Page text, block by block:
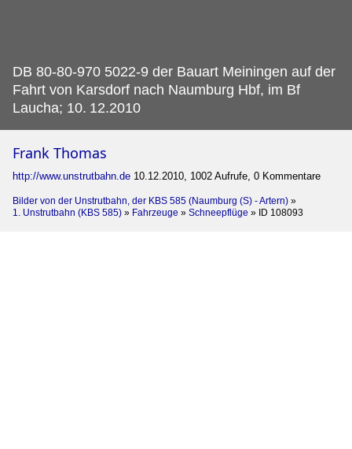
DB 80-80-970 5022-9 der Bauart Meiningen auf der
Fahrt von Karsdorf nach Naumburg Hbf, im Bf
Laucha; 10. 12.2010
Frank Thomas
http://www.unstrutbahn.de 10.12.2010, 1002 Aufrufe, 0 Kommentare
Bilder von der Unstrutbahn, der KBS 585 (Naumburg (S) - Artern) »
1. Unstrutbahn (KBS 585) » Fahrzeuge » Schneepflüge » ID 108093